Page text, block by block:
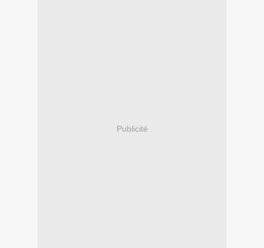
Publicité